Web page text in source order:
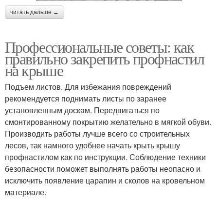
читать дальше →
Профессиональные советы: как
правильно закрепить профнастил
на крыше
Подъем листов. Для избежания повреждений
рекомендуется поднимать листы по заранее
установленным доскам. Передвигаться по
смонтированному покрытию желательно в мягкой обуви.
Производить работы лучше всего со строительных
лесов, так намного удобнее начать крыть крышу
профнастилом как по инструкции. Соблюдение техники
безопасности поможет выполнять работы неопасно и
исключить появление царапин и сколов на кровельном
материале.